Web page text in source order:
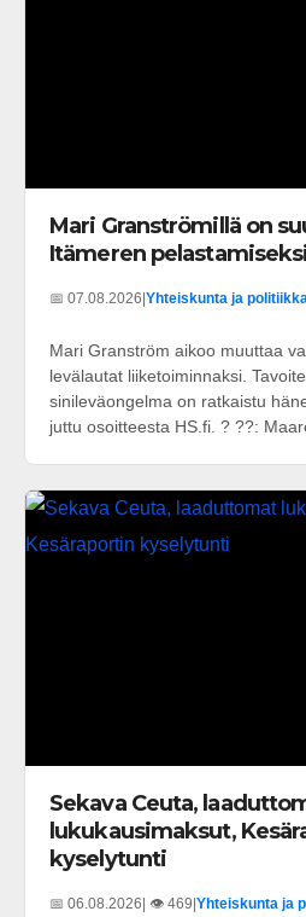
Mari Granströmillä on
Itämeren
📅 07.08.2026|Yhteiskunta ja politiikka
Mari Granström aikoo muuttaa
levälautat liiketoiminnaksi.
sinileväongelma on ratkaistu
juttu osoitteesta HS.fi. ? ??:
Sekava Ceuta,
lukukausimaksut,
kyselytunti
📅 06.08.2026 | 👁️ 469 Yhteiskunta ja